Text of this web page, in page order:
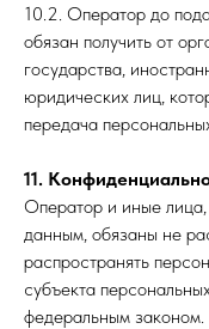
10.2. Оператор до
обязан получить от
государства,
юридических лиц,
передача
11.
Оператор и иные
данным, обязаны не
распространять
субъекта
федеральным законом.